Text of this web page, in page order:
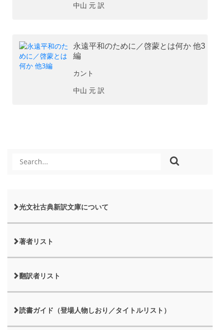
中山 元 訳
永遠平和のために／啓蒙とは何か 他3
編
カント
中山 元 訳
光文社古典新訳文庫について
著者リスト
翻訳者リスト
読書ガイド（登場人物しおり／タイトルリスト）